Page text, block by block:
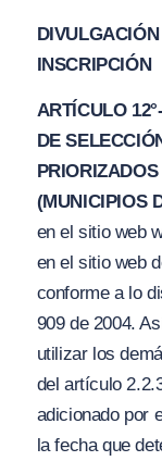
INSCRIPCIÓN
ARTÍCULO
DE
PRIORIZADOS
(MUNICIPIOS
en el sitio web
en el sitio web
conforme a lo
909 de 2004.
utilizar los
del artículo
adicionado por
la fecha que